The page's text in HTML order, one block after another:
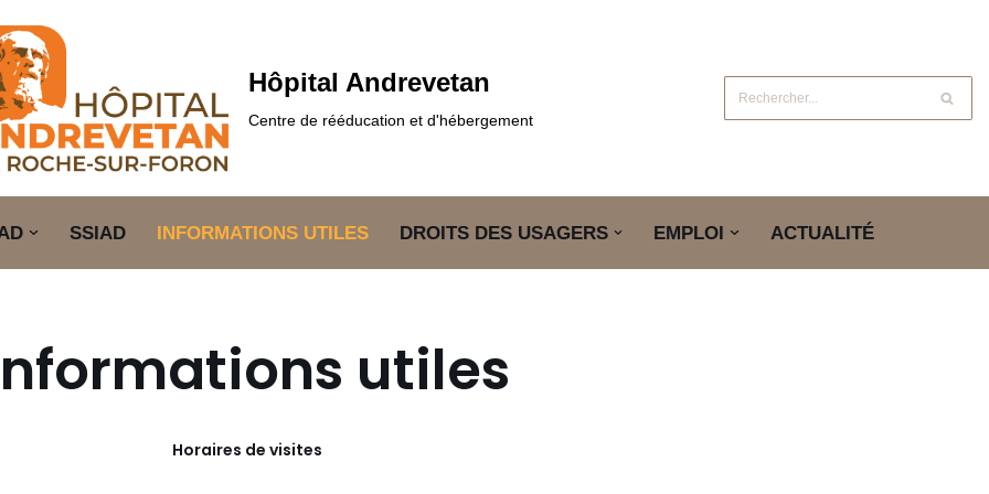
Hôpital Andrevetan
Centre de rééducation et d'hébergement
SSIAD INFORMATIONS UTILES DROITS DES USAGERS EMPLOI ACTUALITÉ
utiles
Horaires de visites